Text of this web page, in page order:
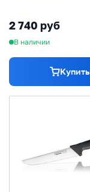
2 740 руб
В наличии
Купить